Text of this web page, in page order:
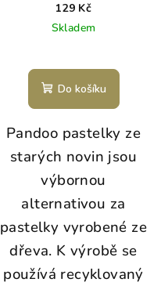
129 Kč
Skladem
Do košíku
Pandoo pastelky ze
starých novin jsou
výbornou
alternativou za
pastelky vyrobené ze
dřeva. K výrobě se
používá recyklovaný